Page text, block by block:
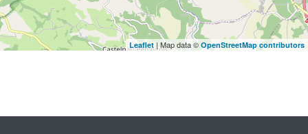
Leaflet | Map data © OpenStreetMap contributors